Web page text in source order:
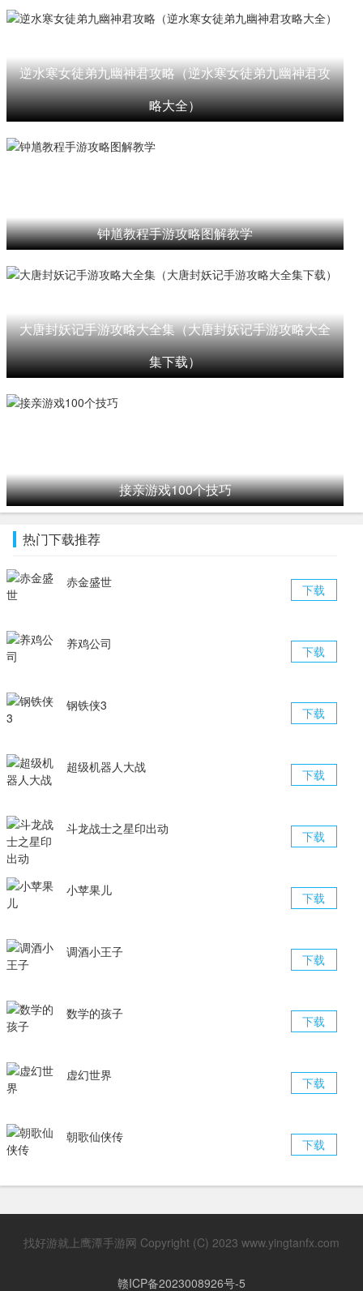
逆水寒女徒弟九幽神君攻略（逆水寒女徒弟九幽神君攻
略大全）
钟馗教程手游攻略图解教学
大唐封妖记手游攻略大全集（大唐封妖记手游攻略大全
集下载）
接亲游戏100个技巧
热门下载推荐
下载
赤金盛世
下载
养鸡公司
下载
钢铁侠3
下载
超级机器人大战
下载
斗龙战士之星印出动
下载
小苹果儿
下载
调酒小王子
下载
数学的孩子
下载
虚幻世界
下载
朝歌仙侠传
找好游就上鹰潭手游网 Copyright (C) 2023 www.yingtanfx.com
赣ICP备2023008926号-5